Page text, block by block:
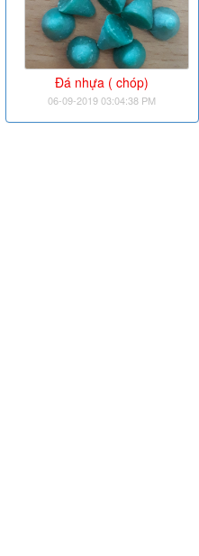
Đá nhựa ( chóp)
06-09-2019 03:04:38 PM